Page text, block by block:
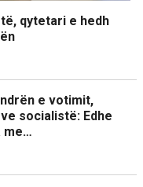
qytetari e hedh
e votimit,
socialistë: Edhe
me…